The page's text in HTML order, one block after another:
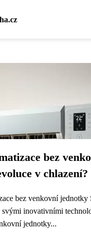
bez
v chlazení?
bez venkovní jednotky
svými inovativními
jednotky...